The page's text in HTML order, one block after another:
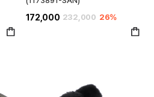
172,000 232,000 26%